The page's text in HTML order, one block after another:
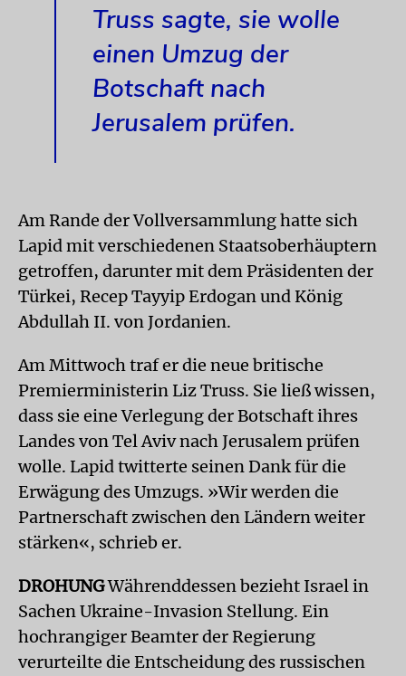
Truss sagte, sie wolle
einen Umzug der
Botschaft nach
Jerusalem prüfen.
Am Rande der Vollversammlung hatte sich
Lapid mit verschiedenen Staatsoberhäuptern
getroffen, darunter mit dem Präsidenten der
Türkei, Recep Tayyip Erdogan und König
Abdullah II. von Jordanien.
Am Mittwoch traf er die neue britische
Premierministerin Liz Truss. Sie ließ wissen,
dass sie eine Verlegung der Botschaft ihres
Landes von Tel Aviv nach Jerusalem prüfen
wolle. Lapid twitterte seinen Dank für die
Erwägung des Umzugs. »Wir werden die
Partnerschaft zwischen den Ländern weiter
stärken«, schrieb er.
DROHUNGWährenddessen bezieht Israel in
Sachen Ukraine-Invasion Stellung. Ein
hochrangiger Beamter der Regierung
verurteilte die Entscheidung des russischen